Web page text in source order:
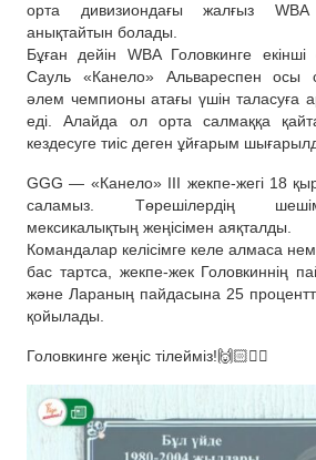
орта дивизиондағы жалғыз
анықтайтын болады.
Бұған дейін WBA Головкинге
Сауль «Канело» Альвареспен осы
әлем чемпионы атағы үшін таласуға
еді. Алайда ол орта салмаққа
кездесуге тиіс деген ұйғарым
GGG — «Канело» III жекпе-жегі 18
саламыз. Төрешілердің
мексикалықтың жеңісімен аяқталды.
Командалар келісімге келе алмаса
бас тартса, жекпе-жек Головкиннің
және Лараның пайдасына 25
қойылады.
Головкинге жеңіс тілейміз!🙌🏻✊🏻